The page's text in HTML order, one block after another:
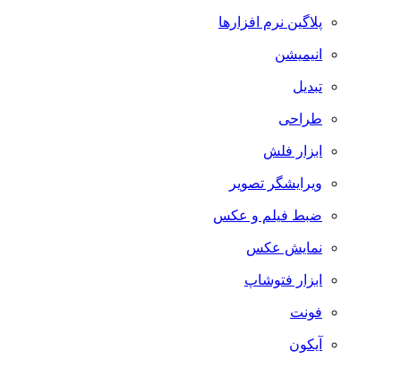
پلاگین نرم افزارها
انیمیشن
تبدیل
طراحی
ابزار فلش
ویرایشگر تصویر
ضبط فيلم و عكس
نمایش عکس
ابزار فتوشاپ
فونت
آیکون